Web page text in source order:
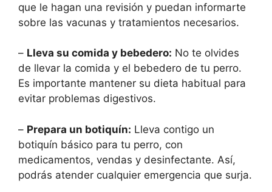
que le hagan una revisión y puedan informarte
sobre las vacunas y tratamientos necesarios.
– Lleva su comida y bebedero: No te olvides
de llevar la comida y el bebedero de tu perro.
Es importante mantener su dieta habitual para
evitar problemas digestivos.
– Prepara un botiquín: Lleva contigo un
botiquín básico para tu perro, con
medicamentos, vendas y desinfectante. Así,
podrás atender cualquier emergencia que surja.